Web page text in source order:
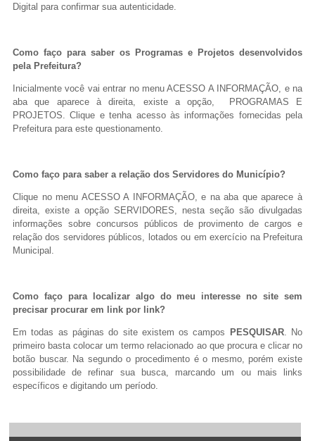
Digital para confirmar sua autenticidade.
Como faço para saber os Programas e Projetos desenvolvidos
pela Prefeitura?
Inicialmente você vai entrar no menu ACESSO A INFORMAÇÃO, e na
aba que aparece à direita, existe a opção, PROGRAMAS E
PROJETOS. Clique e tenha acesso às informações fornecidas pela
Prefeitura para este questionamento.
Como faço para saber a relação dos Servidores do Município?
Clique no menu ACESSO A INFORMAÇÃO, e na aba que aparece à
direita, existe a opção SERVIDORES, nesta seção são divulgadas
informações sobre concursos públicos de provimento de cargos e
relação dos servidores públicos, lotados ou em exercício na Prefeitura
Municipal.
Como faço para localizar algo do meu interesse no site sem
precisar procurar em link por link?
Em todas as páginas do site existem os campos PESQUISAR. No
primeiro basta colocar um termo relacionado ao que procura e clicar no
botão buscar. Na segundo o procedimento é o mesmo, porém existe
possibilidade de refinar sua busca, marcando um ou mais links
específicos e digitando um período.